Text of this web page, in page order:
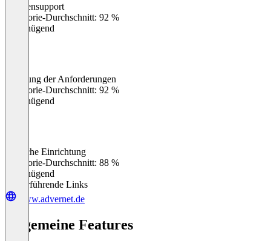
Kundensupport
Kategorie-Durchschnitt: 92 %
Ungenügend
Erfüllung der Anforderungen
Kategorie-Durchschnitt: 92 %
Ungenügend
Einfache Einrichtung
Kategorie-Durchschnitt: 88 %
Ungenügend
Weiterführende Links
www.advernet.de
Allgemeine Features